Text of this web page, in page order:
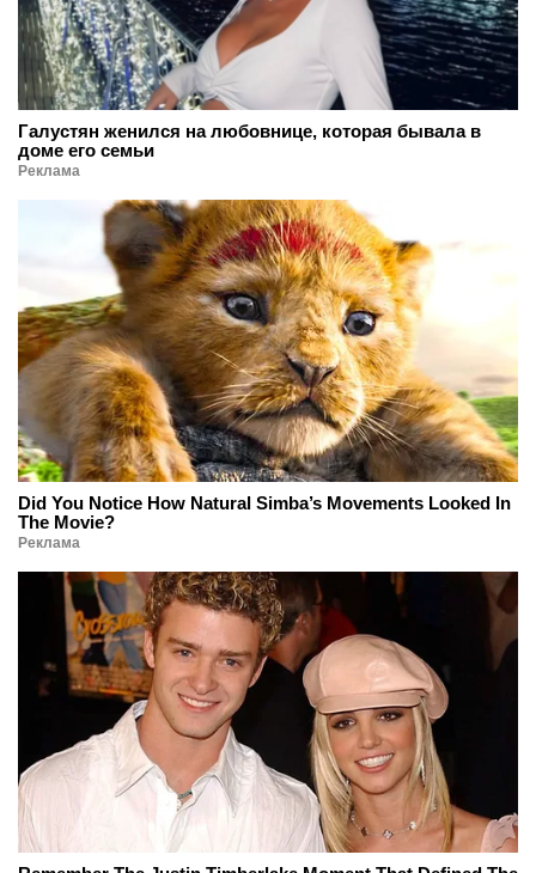
Галустян женился на любовнице, которая бывала в
доме его семьи
Реклама
Did You Notice How Natural Simba’s Movements Looked In
The Movie?
Реклама